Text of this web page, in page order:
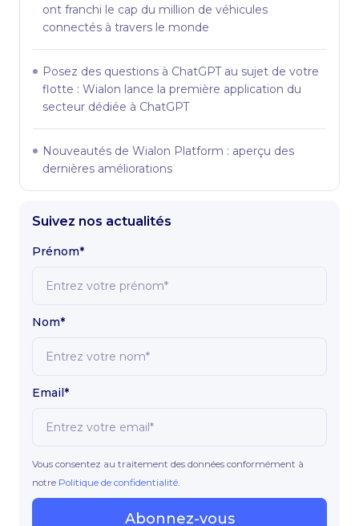
ont franchi le cap du million de véhicules
connectés à travers le monde
Posez des questions à ChatGPT au sujet de votre
flotte : Wialon lance la première application du
secteur dédiée à ChatGPT
Nouveautés de Wialon Platform : aperçu des
dernières améliorations
Suivez nos actualités
Prénom*
Nom*
Email*
Vous consentez au traitement des données conformément à
notre Politique de confidentialité
Abonnez-vous